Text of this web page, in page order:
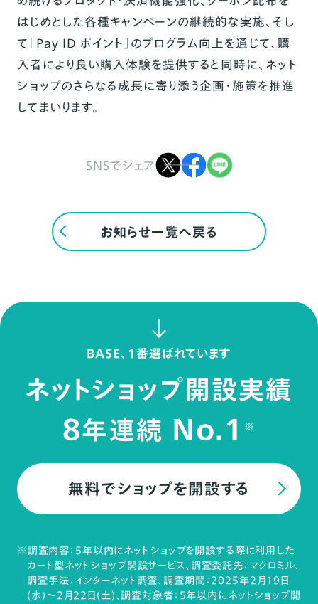
はじめとした各種キャンペーンの継続的な実施、そし
て「Pay ID ポイント」のプログラム向上を通じて、購
入者により良い購入体験を提供すると同時に、ネット
ショップのさらなる成長に寄り添う企画・施策を推進
してまいります。
SNSでシェア
お知らせ一覧へ戻る
BASE、1番選ばれています
ネットショップ開設実績
8年連続 No.1 ※
無料でショップを開設する
※調査内容：5年以内にネットショップを開設する際に利用した
カート型ネットショップ開設サービス、調査委託先：マクロミル、
調査手法：インターネット調査、調査期間：2025年2月19日
(水)～2月22日(土)、調査対象者：5年以内にネットショップ開